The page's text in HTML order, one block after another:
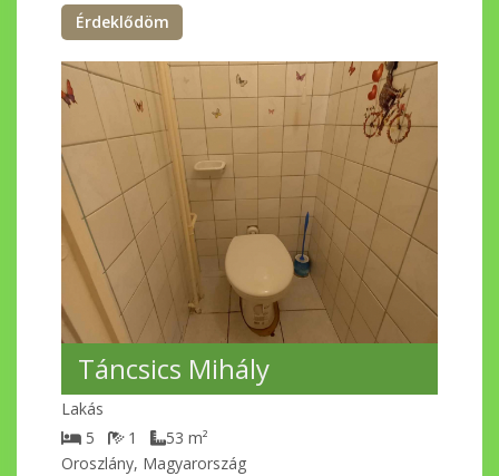
Érdeklődöm
Lakás
Táncsics Mihály
Oroszlány, Magyarország
5 1 53 m²